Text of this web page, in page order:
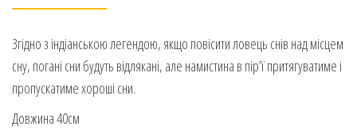
Згідно з індіанською легендою, якщо повісити ловець снів над місцем
сну, погані сни будуть відлякані, але намистина в пір’ї притягуватиме і
пропускатиме хороші сни.
Довжина 40см